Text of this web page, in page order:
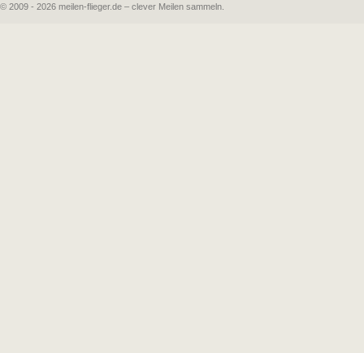
© 2009 - 2026 meilen-flieger.de – clever Meilen sammeln.